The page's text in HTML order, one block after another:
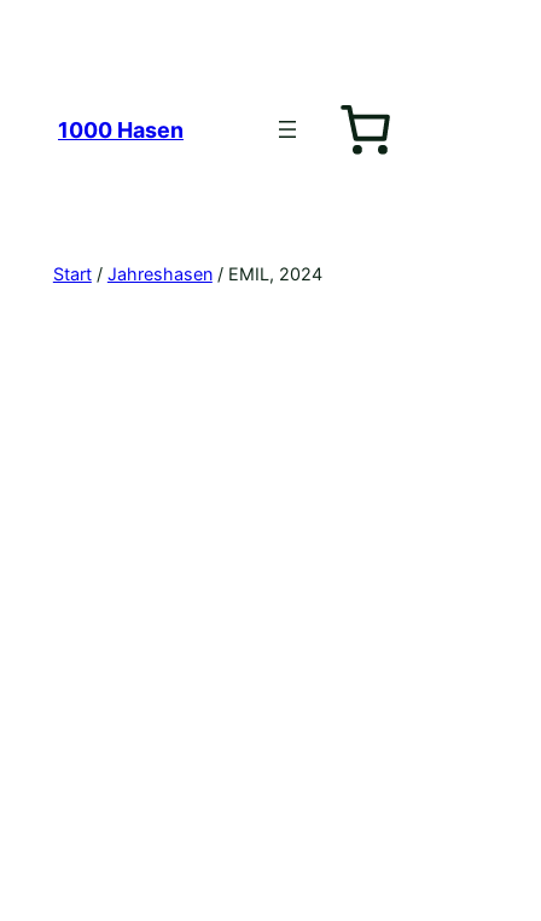
1000 Hasen
Start/ Jahreshasen/ EMIL, 2024